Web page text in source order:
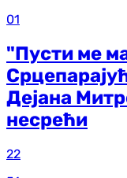
01
"Пусти ме
Дејана
несрећи
22